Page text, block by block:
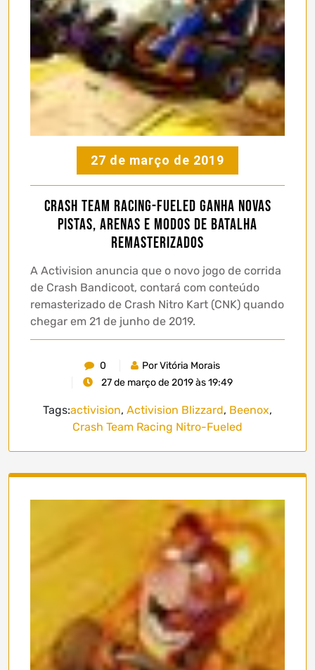
27 de março de 2019
Crash Team Racing-Fueled ganha novas
pistas, arenas e modos de batalha
remasterizados
A Activision anuncia que o novo jogo de corrida
de Crash Bandicoot, contará com conteúdo
remasterizado de Crash Nitro Kart (CNK) quando
chegar em 21 de junho de 2019.
0
Por Vitória Morais
27 de março de 2019 às 19:49
Tags:activision, Activision Blizzard, Beenox,
Crash Team Racing Nitro-Fueled